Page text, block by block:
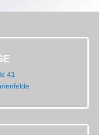
41